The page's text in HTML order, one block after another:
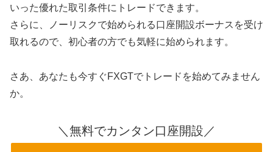
いった優れた取引条件にトレードできます。
さらに、ノーリスクで始められる口座開設ボーナスを受け
取れるので、初心者の方でも気軽に始められます。
さあ、あなたも今すぐFXGTでトレードを始めてみません
か。
＼無料でカンタン口座開設／